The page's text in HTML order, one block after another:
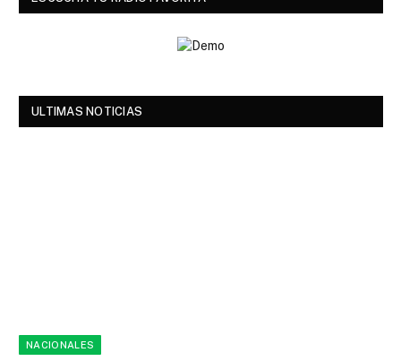
ULTIMAS NOTICIAS
NACIONALES